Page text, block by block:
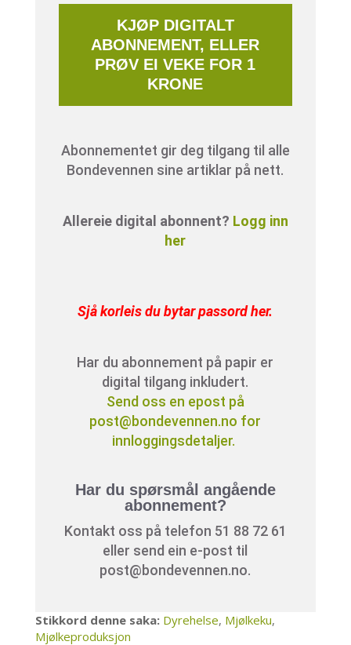
KJØP DIGITALT
ABONNEMENT, ELLER
PRØV EI VEKE FOR 1
KRONE
Abonnementet gir deg tilgang til alle
Bondevennen sine artiklar på nett.
Allereie digital abonnent? Logg inn
her
Sjå korleis du bytar passord her.
Har du abonnement på papir er
digital tilgang inkludert.
Send oss en epost på
post@bondevennen.no for
innloggingsdetaljer.
Har du spørsmål angående
abonnement?
Kontakt oss på telefon 51 88 72 61
eller send ein e-post til
post@bondevennen.no.
Stikkord denne saka: Dyrehelse, Mjølkeku,
Mjølkeproduksjon